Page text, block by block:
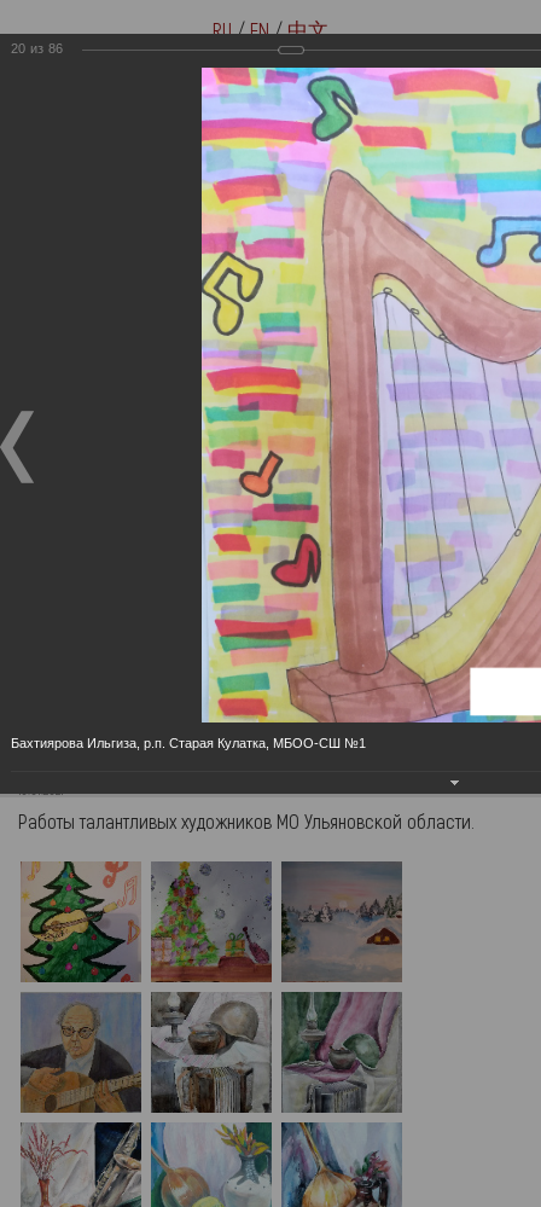
RU/EN/中文
Версия для слабовидящих
Купить билеты онлайн
Музей-мемориал В. И. Ленина
Мемориальные музеи семьи
Ульяновых
«Домики на Стрелецкой»
Городская усадьба семьи Ульяновых
Ульяновский государственный
академический симфонический
оркестр
Работы талантливых художников МО Ульяновской области.
20 из 86
Бахтиярова Ильгиза, р.п. Старая Кулатка, МБОО-СШ №1